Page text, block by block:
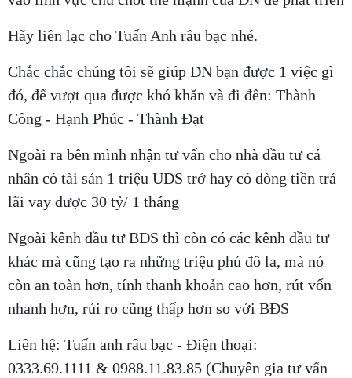
Hãy liên lạc cho Tuấn Anh râu bạc nhé.
Chắc chắc chúng tôi sẽ giúp DN bạn được 1 việc gì
đó, để vượt qua được khó khăn và đi đến: Thành
Công - Hạnh Phúc - Thành Đạt
Ngoài ra bên mình nhận tư vấn cho nhà đầu tư cá
nhân có tài sản 1 triệu UDS trở hay có dòng tiền trả
lãi vay được 30 tỷ/ 1 tháng
Ngoài kênh đầu tư BĐS thì còn có các kênh đầu tư
khác mà cũng tạo ra những triệu phú đô la, mà nó
còn an toàn hơn, tính thanh khoản cao hơn, rút vốn
nhanh hơn, rủi ro cũng thấp hơn so với BĐS
Liên hệ: Tuấn anh râu bạc - Điện thoại:
0333.69.1111 & 0988.11.83.85 (Chuyên gia tư vấn